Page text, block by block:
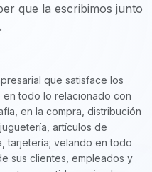
que la escribimos junto
que satisface los
todo lo relacionado con
en la compra, distribución
artículos de
tarjetería; velando en todo
sus clientes, empleados y